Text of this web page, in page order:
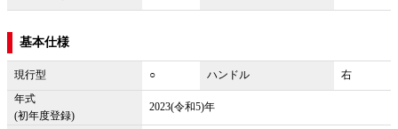
基本仕様
現行型 ○ ハンドル
右
年式
(初年度登録)
2023(令和5)年